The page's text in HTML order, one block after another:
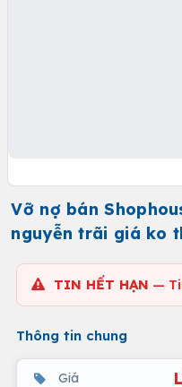
Vỡ nợ bán
nguyễn trãi giá ko
TIN HẾT HẠN —
Thông tin chung
Giá